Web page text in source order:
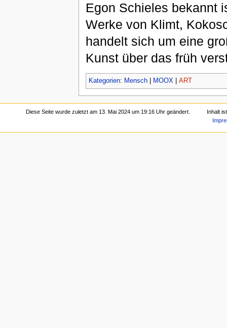
Egon Schieles bekannt
Werke von Klimt,
handelt sich um eine
Kunst über das früh
Kategorien: Mensch| MOOX| ART
Diese Seite wurde zuletzt am 13. Mai 2024 um 19:16 Uhr geändert.
Inhalt